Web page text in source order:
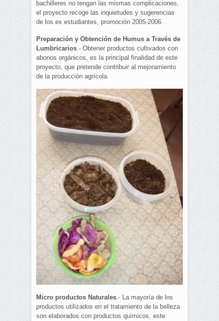
bachilleres no tengan las mismas complicaciones,
el proyecto recoge las inquietudes y sugerencias
de los ex estudiantes, promoción 2005-2006.
Preparación y Obtención de Humus a Través de
Lumbricarios.- Obtener productos cultivados con
abonos orgánicos, es la principal finalidad de este
proyecto, que pretende contribuir al mejoramiento
de la producción agrícola.
Micro productos Naturales.- La mayoría de los
productos utilizados en el tratamiento de la belleza
son elaborados con productos químicos, este